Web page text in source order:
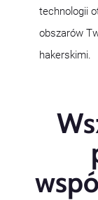
technologii
obszarów
hakerskimi.